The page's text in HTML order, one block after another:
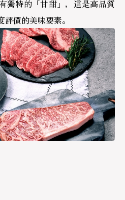
獨特的「甘甜」，這是高品質
價的美味要素。